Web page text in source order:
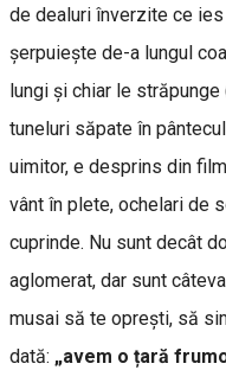
de dealuri înverzite ce ies
șerpuiește de-a lungul
lungi și chiar le
tuneluri săpate în
uimitor, e desprins din
vânt în plete, ochelari de
cuprinde. Nu sunt decât
aglomerat, dar sunt
musai să te oprești, să
dată: „avem o țară